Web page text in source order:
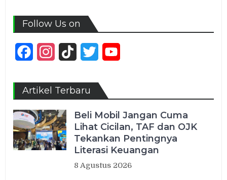
Follow Us on
FacebookInstagram
TikTok Twitter
Artikel Terbaru
Beli Mobil Jangan Cuma
Lihat Cicilan, TAF dan OJK
Tekankan Pentingnya
Literasi Keuangan
8 Agustus 2026